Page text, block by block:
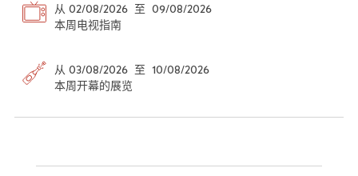
从 02/08/2026 至 09/08/2026
本周电视指南
从 03/08/2026 至 10/08/2026
本周开幕的展览